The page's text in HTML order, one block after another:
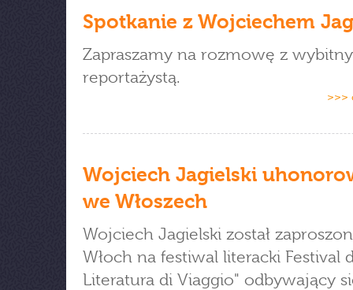
Spotkanie z Wojciechem
Zapraszamy na rozmowę z
reportażystą.
>>>
Wojciech Jagielski
we Włoszech
Wojciech Jagielski został
Włoch na festiwal literacki Festival
Literatura di Viaggio" odbywający